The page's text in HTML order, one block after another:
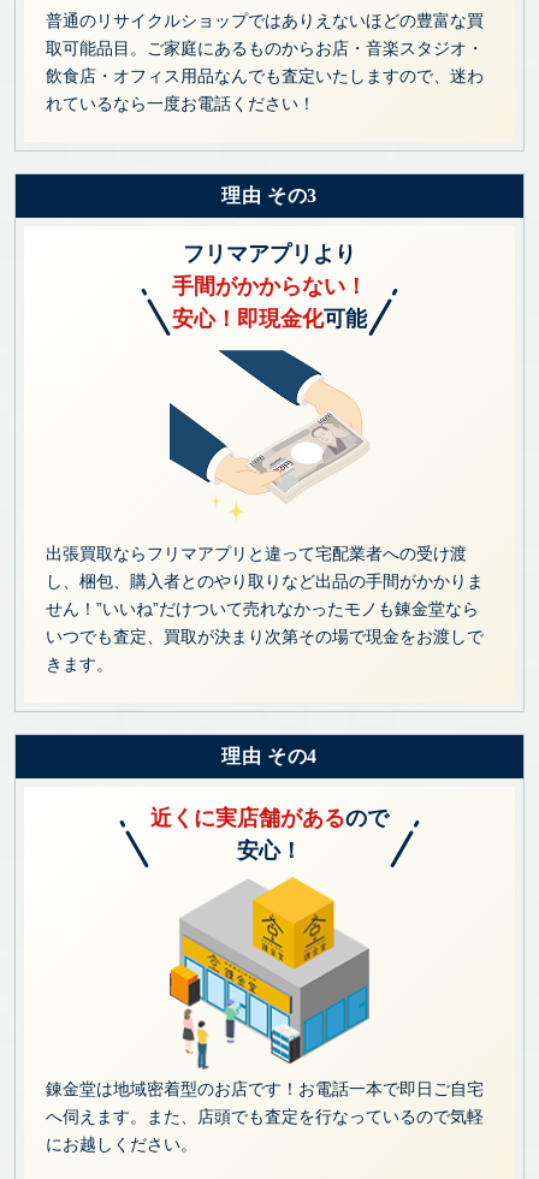
普通のリサイクルショップではありえないほどの豊富な買
取可能品目。ご家庭にあるものからお店・音楽スタジオ・
飲食店・オフィス用品なんでも査定いたしますので、迷わ
れているなら一度お電話ください！
理由 その3
フリマアプリより
手間がかからない！
安心！即現金化可能
出張買取ならフリマアプリと違って宅配業者への受け渡
し、梱包、購入者とのやり取りなど出品の手間がかかりま
せん！”いいね”だけついて売れなかったモノも錬金堂なら
いつでも査定、買取が決まり次第その場で現金をお渡しで
きます。
理由 その4
近くに実店舗があるので
安心！
錬金堂は地域密着型のお店です！お電話一本で即日ご自宅
へ伺えます。また、店頭でも査定を行なっているので気軽
にお越しください。